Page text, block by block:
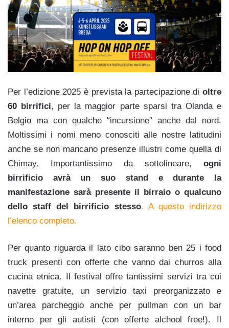
Per l’edizione 2025 è prevista la partecipazione di oltre
60 birrifici, per la maggior parte sparsi tra Olanda e
Belgio ma con qualche “incursione” anche dal nord.
Moltissimi i nomi meno conosciti alle nostre latitudini
anche se non mancano presenze illustri come quella di
Chimay. Importantissimo da sottolineare, ogni
birrificio avrà un suo stand e durante la
manifestazione sarà presente il birraio o qualcuno
dello staff del birrificio stesso. A questo indirizzo
l’elenco completo.
Per quanto riguarda il lato cibo saranno ben 25 i food
truck presenti con offerte che vanno dai churros alla
cucina etnica. Il festival offre tantissimi servizi tra cui
navette gratuite, un servizio taxi preorganizzato e
un’area parcheggio anche per pullman con un bar
interno per gli autisti (con offerte alchool free!). Il